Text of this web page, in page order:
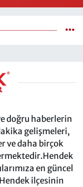
doğru haberlerin
gelişmeleri,
ve daha birçok
en güncel
ilçesinin